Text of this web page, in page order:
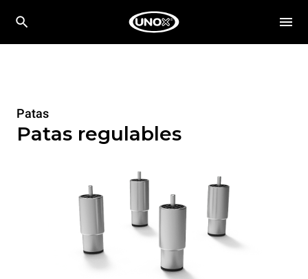
Patas
Patas regulables